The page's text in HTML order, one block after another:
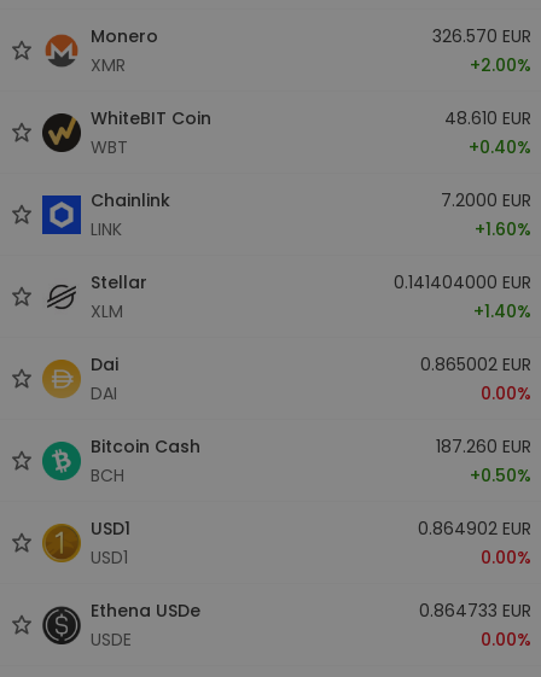
Monero
XMR
326.570 EUR
+2.00%
WhiteBIT Coin
WBT
48.610 EUR
+0.40%
Chainlink
LINK
7.2000 EUR
+1.60%
Stellar
XLM
0.141404000 EUR
+1.40%
Dai
DAI
0.865002 EUR
0.00%
Bitcoin Cash
BCH
187.260 EUR
+0.50%
USD1
USD1
0.864902 EUR
0.00%
Ethena USDe
USDE
0.864733 EUR
0.00%